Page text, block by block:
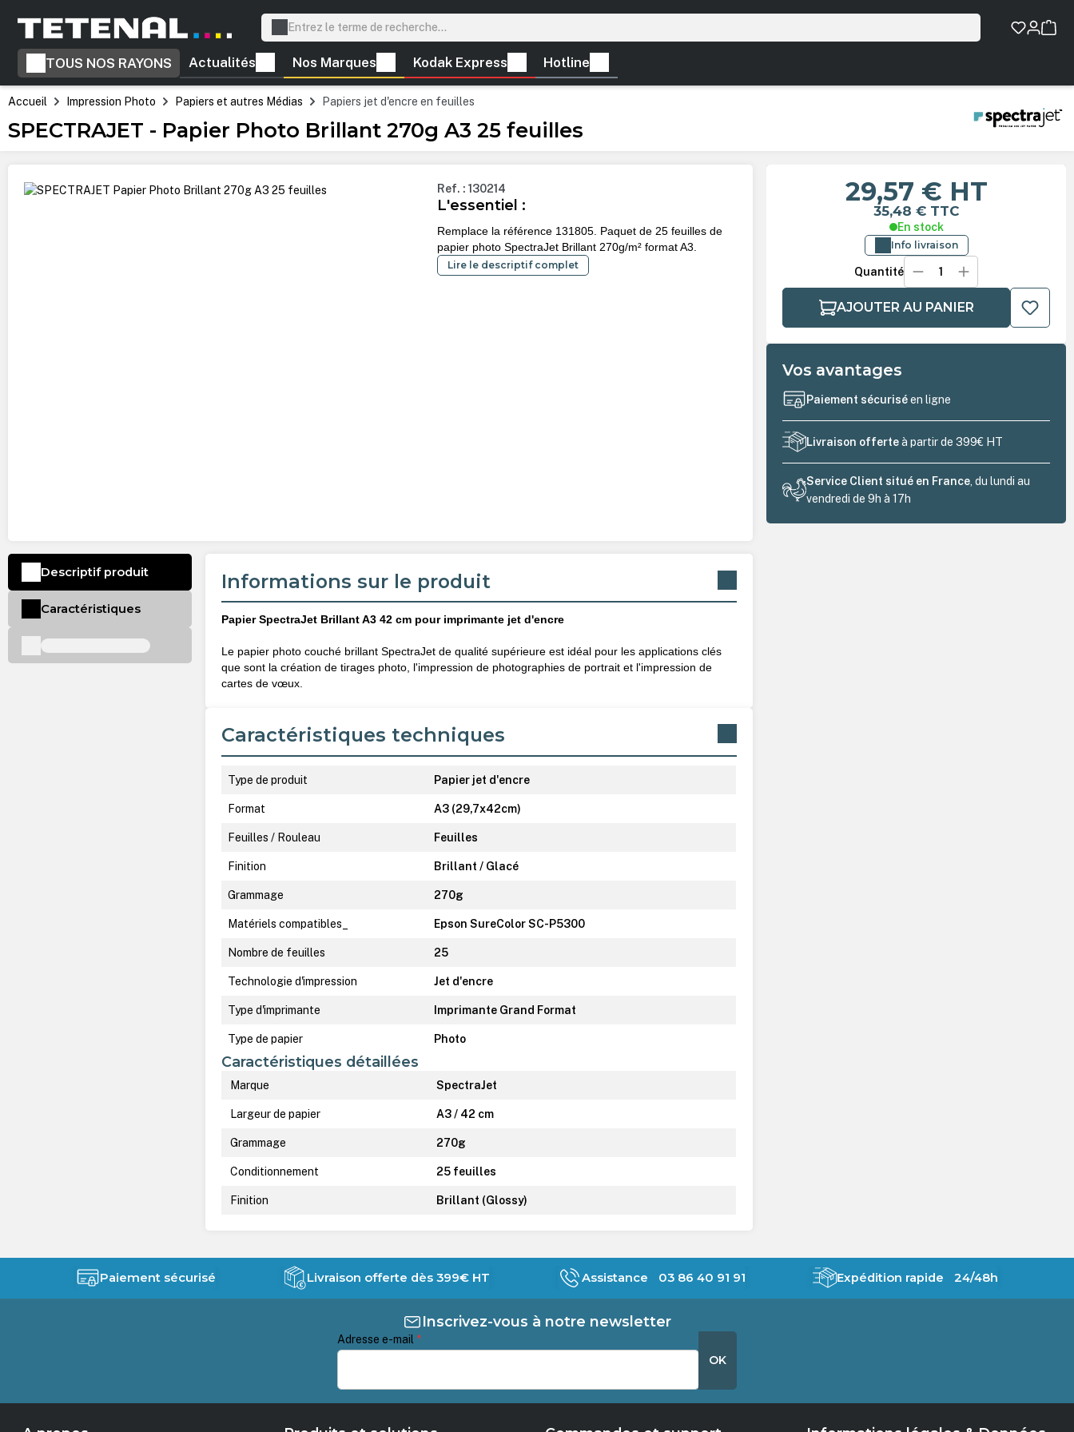
Passer à la navigation principale
TOUS NOS RAYONS Actualités Nos Marques Kodak Express Hotline
Accueil Impression Photo Papiers et autres Médias Papiers jet d'encre en feuilles
SPECTRAJET - Papier Photo Brillant 270g A3 25 feuilles
Ignorer la galerie d'images Ref. : 130214
L'essentiel :
Remplace la référence 131805. Paquet de 25 feuilles de
papier photo SpectraJet Brillant 270g/m² format A3.
Lire le descriptif complet
29,57 € HT
35,48 € TTC
En stock
Info livraison
Quantité
AJOUTER AU PANIER
Vos avantages
Paiement sécuriséen ligne
Livraison offerteà partir de 399€ HT
Service Client situé en France , du lundi au
vendredi de 9h à 17h
Informations sur le produit
Papier SpectraJet Brillant A3 42 cm pour imprimante jet d'encre
Le papier photo couché brillant SpectraJet de qualité supérieure est idéal pour les applications clés
que sont la création de tirages photo, l'impression de photographies de portrait et l'impression de
cartes de vœux.
Caractéristiques techniques
Type de produit Papier jet d'encre
Format A3 (29,7x42cm)
Feuilles / Rouleau Feuilles
Finition Brillant / Glacé
Grammage 270g
Matériels compatibles_ Epson SureColor SC-P5300
Nombre de feuilles 25
Technologie d'impression Jet d'encre
Type d'imprimante Imprimante Grand Format
Type de papier Photo
Caractéristiques détaillées
Marque SpectraJet
Largeur de papier A3 / 42 cm
Grammage 270g
Conditionnement 25 feuilles
Finition Brillant (Glossy)
Descriptif produit
Caractéristiques
Paiement sécurisé Livraison offerte dès 399€ HT Assistance 03 86 40 91 91 Expédition rapide 24/48h
Inscrivez-vous à notre newsletter
Adresse e-mail *
OK